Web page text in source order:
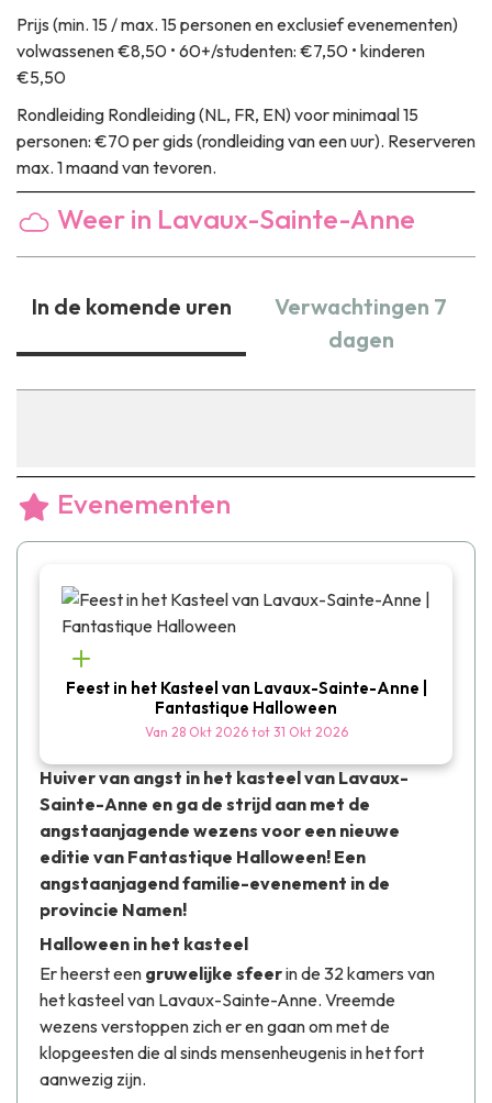
Prijs (min. 15 / max. 15 personen en exclusief evenementen)
volwassenen €8,50 • 60+/studenten: €7,50 • kinderen
€5,50
Rondleiding Rondleiding (NL, FR, EN) voor minimaal 15
personen: €70 per gids (rondleiding van een uur). Reserveren
max. 1 maand van tevoren.
Weer in Lavaux-Sainte-Anne
In de komende uren
Verwachtingen 7
dagen
Evenementen
Feest in het Kasteel van Lavaux-Sainte-Anne |
Fantastique Halloween
Van 28 Okt 2026 tot 31 Okt 2026
Huiver van angst in het kasteel van Lavaux-
Sainte-Anne en ga de strijd aan met de
angstaanjagende wezens voor een nieuwe
editie van Fantastique Halloween! Een
angstaanjagend familie-evenement in de
provincie Namen!
Halloween in het kasteel
Er heerst een gruwelijke sfeerin de 32 kamers van
het kasteel van Lavaux-Sainte-Anne. Vreemde
wezens verstoppen zich er en gaan om met de
klopgeesten die al sinds mensenheugenis in het fort
aanwezig zijn.